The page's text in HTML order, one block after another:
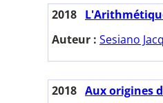
2018
Auteur : Sesiano
2018 Aux origines